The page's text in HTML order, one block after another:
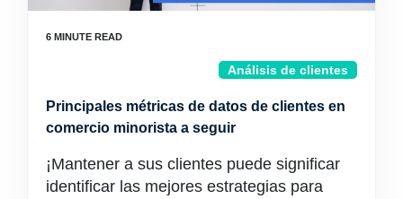
Análisis de clientes
Principales métricas de datos de clientes en
comercio minorista a seguir
¡Mantener a sus clientes puede significar
identificar las mejores estrategias para